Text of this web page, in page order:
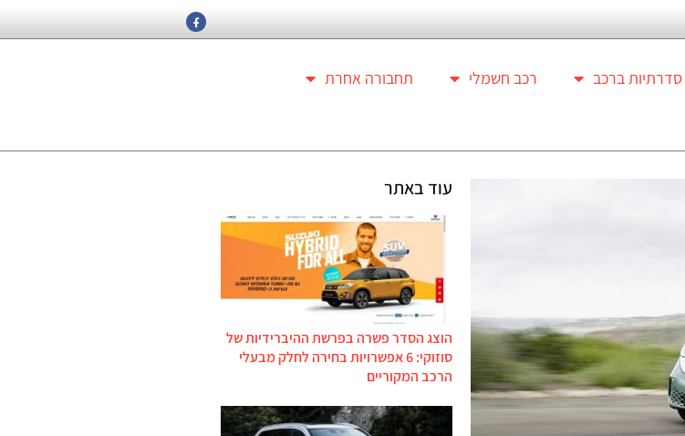
ברכב רכב חשמלי
תחבורה אחרת
עוד באתר
הוצג הסדר פשרה בפרשת ההיברידיות של
סוזוקי: 6 אפשרויות בחירה לחלק מבעלי
הרכב המקוריים